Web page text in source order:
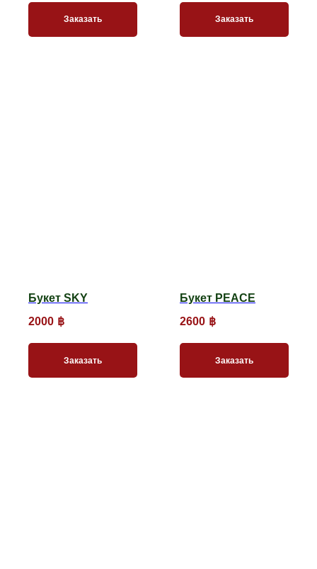
Заказать Заказать
Букет SKY
2000 ฿
Заказать
Букет PEACE
2600 ฿
Заказать